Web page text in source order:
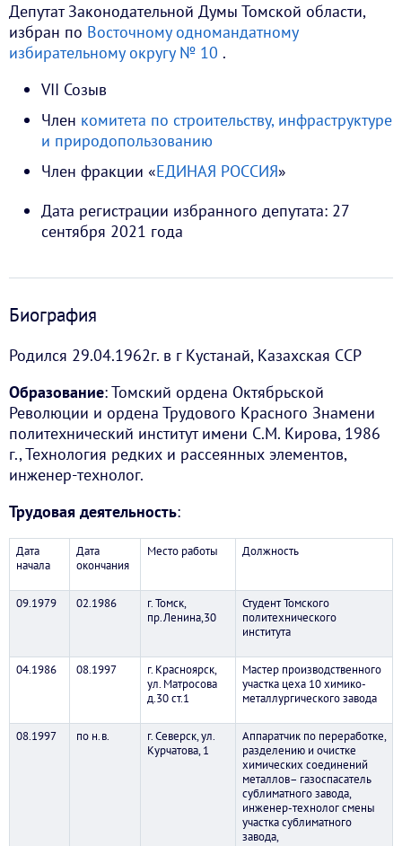
Депутат Законодательной Думы Томской области,
избран по Восточному одномандатному
избирательному округу № 10 .
VII Созыв
Член комитета по строительству, инфраструктуре
и природопользованию
Член фракции «ЕДИНАЯ РОССИЯ»
Дата регистрации избранного депутата: 27
сентября 2021 года
Биография
Родился 29.04.1962г. в г Кустанай, Казахская ССР
Образование:Томский ордена Октябрьской
Революции и ордена Трудового Красного Знамени
политехнический институт имени С.М. Кирова, 1986
г., Технология редких и рассеянных элементов,
инженер-технолог.
Трудовая деятельность:
Дата
начала
Дата
окончания
Место работы Должность
09.1979 02.1986
г. Томск,
пр.Ленина,30
Студент Томского
политехнического
института
04.1986 08.1997
г. Красноярск,
ул. Матросова
д.30 ст.1
Мастер производственного
участка цеха 10 химико-
металлургического завода
08.1997 по н.в.
г. Северск, ул.
Курчатова, 1
Аппаратчик по переработке,
разделению и очистке
химических соединений
металлов– газоспасатель
сублиматного завода,
инженер-технолог смены
участка сублиматного
завода,